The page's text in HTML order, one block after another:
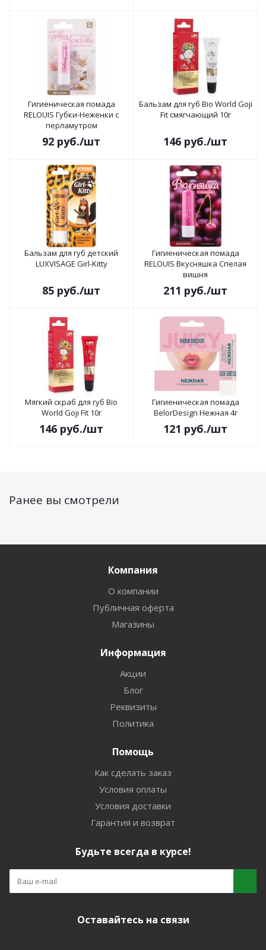
Гигиеническая помада
RELOUIS Губки-Неженки с
перламутром
92 руб./шт
Бальзам для губ Bio World Goji
Fit смягчающий 10г
146 руб./шт
Бальзам для губ детский
LUXVISAGE Girl-Kitty
85 руб./шт
Гигиеническая помада
RELOUIS Вкусняшка Спелая
вишня
211 руб./шт
Мягкий скраб для губ Bio
World Goji Fit 10г
146 руб./шт
Гигиеническая помада
BelorDesign Нежная 4г
121 руб./шт
Ранее вы смотрели
Компания
О компании
Публичная оферта
Магазины
Информация
Акции
Блог
Реквизиты
Политика
Помощь
Как сделать заказ
Условия оплаты
Условия доставки
Гарантия и возврат
Будьте всегда в курсе!
Оставайтесь на связи